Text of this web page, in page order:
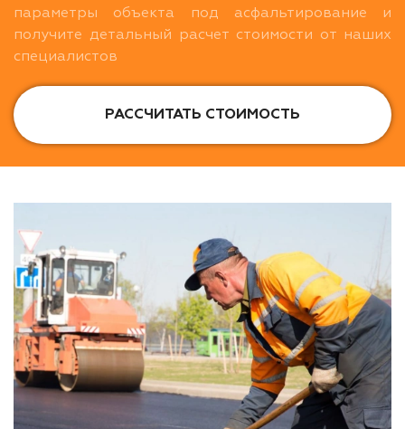
параметры объекта под асфальтирование и
получите детальный расчет стоимости от наших
специалистов
РАССЧИТАТЬ СТОИМОСТЬ